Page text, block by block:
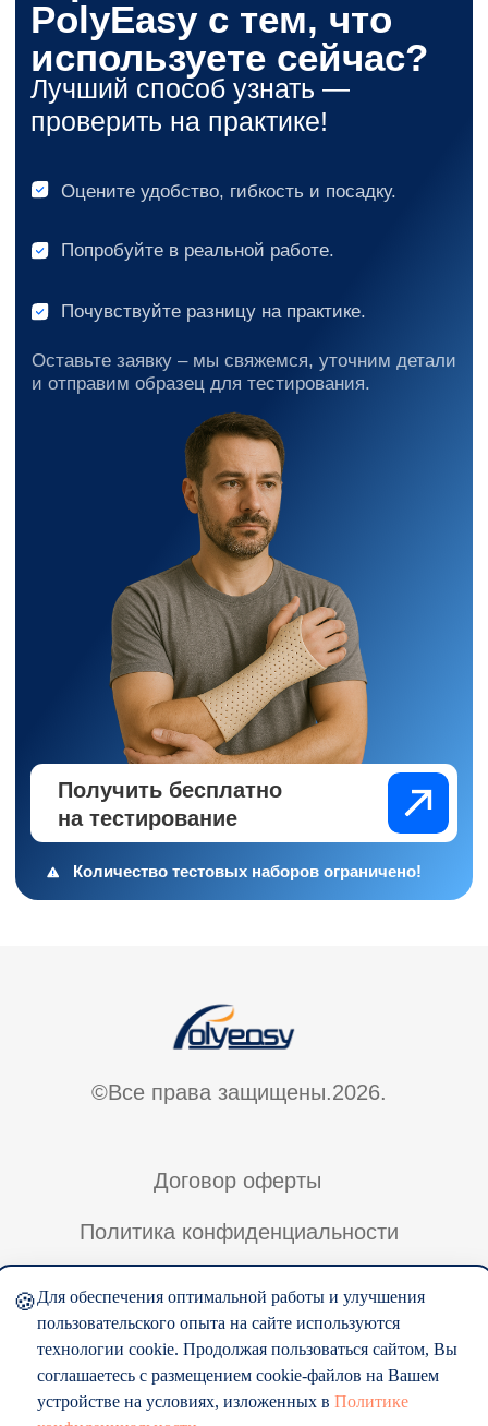
🍪Для обеспечения оптимальной работы и улучшения
пользовательского опыта на сайте используются
технологии cookie. Продолжая пользоваться сайтом, Вы
соглашаетесь с размещением cookie-файлов на Вашем
устройстве на условиях, изложенных в Политике